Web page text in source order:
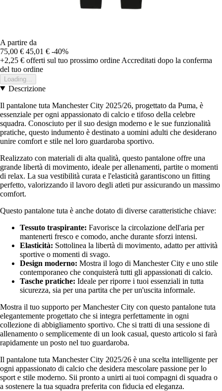
A partire da
75,00 € 45,01 € -40%
+2,25 € offerti sul tuo prossimo ordine Accreditati dopo la conferma
del tuo ordine
Loading...
Descrizione
Il pantalone tuta Manchester City 2025/26, progettato da Puma, è
essenziale per ogni appassionato di calcio e tifoso della celebre
squadra. Conosciuto per il suo design moderno e le sue funzionalità
pratiche, questo indumento è destinato a uomini adulti che desiderano
unire comfort e stile nel loro guardaroba sportivo.
Realizzato con materiali di alta qualità, questo pantalone offre una
grande libertà di movimento, ideale per allenamenti, partite o momenti
di relax. La sua vestibilità curata e l'elasticità garantiscono un fitting
perfetto, valorizzando il lavoro degli atleti pur assicurando un massimo
comfort.
Questo pantalone tuta è anche dotato di diverse caratteristiche chiave:
Tessuto traspirante: Favorisce la circolazione dell'aria per
mantenerti fresco e comodo, anche durante sforzi intensi.
Elasticità: Sottolinea la libertà di movimento, adatto per attività
sportive o momenti di svago.
Design moderno: Mostra il logo di Manchester City e uno stile
contemporaneo che conquisterà tutti gli appassionati di calcio.
Tasche pratiche: Ideale per riporre i tuoi essenziali in tutta
sicurezza, sia per una partita che per un'uscita informale.
Mostra il tuo supporto per Manchester City con questo pantalone tuta
elegantemente progettato che si integra perfettamente in ogni
collezione di abbigliamento sportivo. Che si tratti di una sessione di
allenamento o semplicemente di un look casual, questo articolo si farà
rapidamente un posto nel tuo guardaroba.
Il pantalone tuta Manchester City 2025/26 è una scelta intelligente per
ogni appassionato di calcio che desidera mescolare passione per lo
sport e stile moderno. Sii pronto a unirti ai tuoi compagni di squadra o
a sostenere la tua squadra preferita con fiducia ed eleganza.